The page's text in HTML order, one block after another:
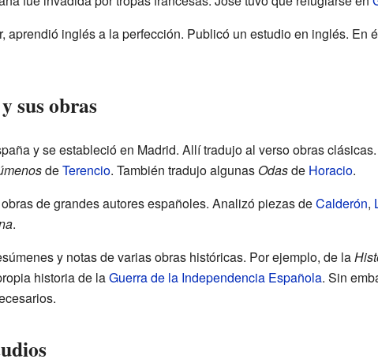
aprendió inglés a la perfección. Publicó un estudio en inglés. En
sus obras
y se estableció en Madrid. Allí tradujo al verso obras
deTerencio. También tradujo algunas Odasde Horacio.
de grandes autores españoles. Analizó piezas deCalderón,
.
y notas de varias obras históricas. Por ejemplo, de la
historia de laGuerra de la Independencia Española. Sin